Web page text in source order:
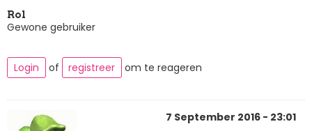
Rol
Gewone gebruiker
Login of registreer om te reageren
7 September 2016 - 23:01